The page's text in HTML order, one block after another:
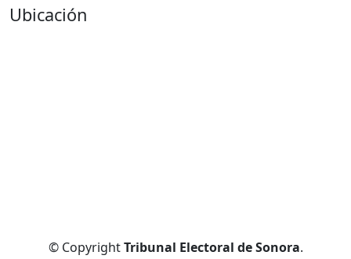
Ubicación
© CopyrightTribunal Electoral de Sonora.